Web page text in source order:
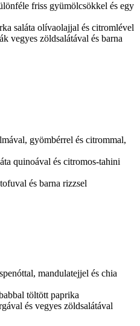
friss gyümölcsökkel és egy
saláta olívaolajjal és citromlével
vegyes zöldsalátával és barna
gyömbérrel és citrommal,
quinoával és citromos-tahini
és barna rizzsel
mandulatejjel és chia
töltött paprika
és vegyes zöldsalátával